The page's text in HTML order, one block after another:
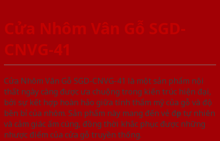
Cửa Nhôm Vân Gỗ SGD-
CNVG-41
Cửa Nhôm Vân Gỗ SGD-CNVG-41 là một sản phẩm nội
thất ngày càng được ưa chuộng trong kiến trúc hiện đại,
bởi sự kết hợp hoàn hảo giữa tính thẩm mỹ của gỗ và độ
bền bỉ của nhôm. Sản phẩm này mang đến vẻ đẹp tự nhiên
và cảm giác ấm cúng, đồng thời khắc phục được những
nhược điểm của cửa gỗ truyền thống.